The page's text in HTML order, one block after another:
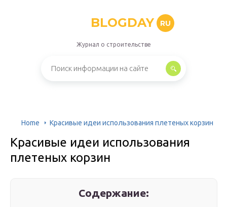
BLOGDAY RU
Журнал о строительстве
Home Красивые идеи использования плетеных корзин
Красивые идеи использования
плетеных корзин
Содержание: